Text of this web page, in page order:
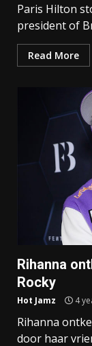
Paris Hilton
president of
Read More
Rihanna
Rocky
Hot Jamz 4
Rihanna
door haar